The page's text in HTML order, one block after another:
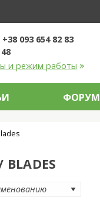
+38 093 654 82 83
и режим работы
ФОРУМ